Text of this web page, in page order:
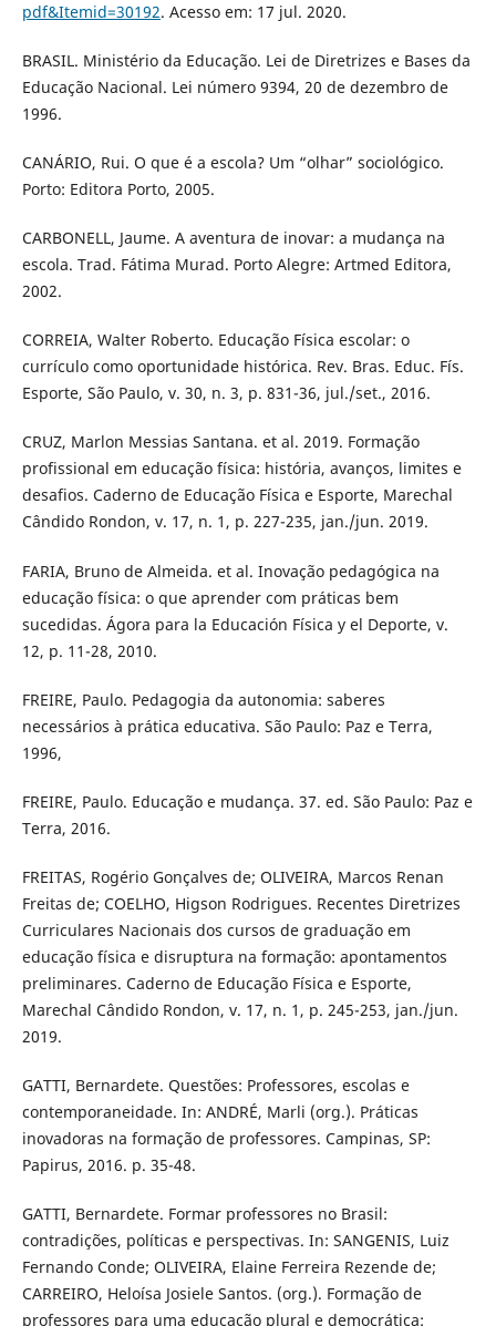
pdf&Itemid=30192. Acesso em: 17 jul. 2020.
BRASIL. Ministério da Educação. Lei de Diretrizes e Bases da
Educação Nacional. Lei número 9394, 20 de dezembro de
1996.
CANÁRIO, Rui. O que é a escola? Um “olhar” sociológico.
Porto: Editora Porto, 2005.
CARBONELL, Jaume. A aventura de inovar: a mudança na
escola. Trad. Fátima Murad. Porto Alegre: Artmed Editora,
2002.
CORREIA, Walter Roberto. Educação Física escolar: o
currículo como oportunidade histórica. Rev. Bras. Educ. Fís.
Esporte, São Paulo, v. 30, n. 3, p. 831-36, jul./set., 2016.
CRUZ, Marlon Messias Santana. et al. 2019. Formação
profissional em educação física: história, avanços, limites e
desafios. Caderno de Educação Física e Esporte, Marechal
Cândido Rondon, v. 17, n. 1, p. 227-235, jan./jun. 2019.
FARIA, Bruno de Almeida. et al. Inovação pedagógica na
educação física: o que aprender com práticas bem
sucedidas. Ágora para la Educación Física y el Deporte, v.
12, p. 11-28, 2010.
FREIRE, Paulo. Pedagogia da autonomia: saberes
necessários à prática educativa. São Paulo: Paz e Terra,
1996,
FREIRE, Paulo. Educação e mudança. 37. ed. São Paulo: Paz e
Terra, 2016.
FREITAS, Rogério Gonçalves de; OLIVEIRA, Marcos Renan
Freitas de; COELHO, Higson Rodrigues. Recentes Diretrizes
Curriculares Nacionais dos cursos de graduação em
educação física e disruptura na formação: apontamentos
preliminares. Caderno de Educação Física e Esporte,
Marechal Cândido Rondon, v. 17, n. 1, p. 245-253, jan./jun.
2019.
GATTI, Bernardete. Questões: Professores, escolas e
contemporaneidade. In: ANDRÉ, Marli (org.). Práticas
inovadoras na formação de professores. Campinas, SP:
Papirus, 2016. p. 35-48.
GATTI, Bernardete. Formar professores no Brasil:
contradições, políticas e perspectivas. In: SANGENIS, Luiz
Fernando Conde; OLIVEIRA, Elaine Ferreira Rezende de;
CARREIRO, Heloísa Josiele Santos. (org.). Formação de
professores para uma educação plural e democrática: